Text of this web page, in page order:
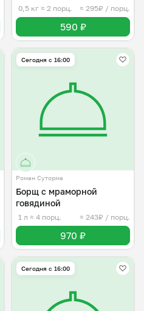
0,5 кг ≈ 2 порц. ≈ 295₽ / порц.
590 ₽
Сегодня с 16:00
Роман Суторма
Борщ с мраморной
говядиной
1 л ≈ 4 порц. ≈ 243₽ / порц.
970 ₽
Сегодня с 16:00